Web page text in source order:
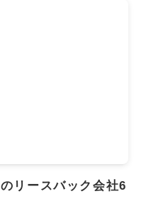
リースバック会社6